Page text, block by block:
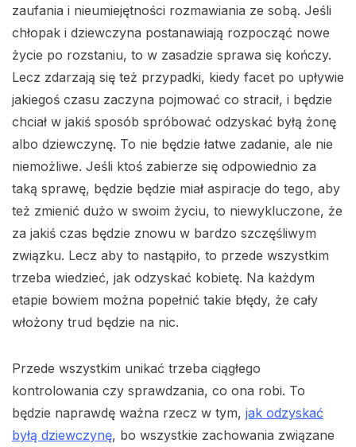
zaufania i nieumiejętności rozmawiania ze sobą. Jeśli
chłopak i dziewczyna postanawiają rozpocząć nowe
życie po rozstaniu, to w zasadzie sprawa się kończy.
Lecz zdarzają się też przypadki, kiedy facet po upływie
jakiegoś czasu zaczyna pojmować co stracił, i będzie
chciał w jakiś sposób spróbować odzyskać byłą żonę
albo dziewczynę. To nie będzie łatwe zadanie, ale nie
niemożliwe. Jeśli ktoś zabierze się odpowiednio za
taką sprawę, będzie będzie miał aspiracje do tego, aby
też zmienić dużo w swoim życiu, to niewykluczone, że
za jakiś czas będzie znowu w bardzo szczęśliwym
związku. Lecz aby to nastąpiło, to przede wszystkim
trzeba wiedzieć, jak odzyskać kobietę. Na każdym
etapie bowiem można popełnić takie błędy, że cały
włożony trud będzie na nic.
Przede wszystkim unikać trzeba ciągłego
kontrolowania czy sprawdzania, co ona robi. To
będzie naprawdę ważna rzecz w tym, jak odzyskać
byłą dziewczynę, bo wszystkie zachowania związane